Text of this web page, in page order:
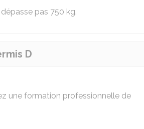
dépasse pas 750 kg.
D
une formation professionnelle de